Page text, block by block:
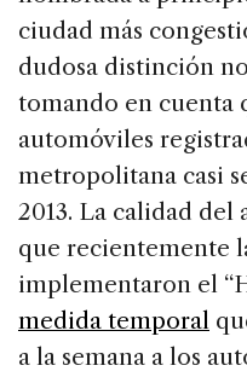
o
k
ciudad más
dudosa distinción
tomando en cuenta
automóviles
metropolitana casi
2013. La calidad
que recientemente
implementaron el
medida temporal
a la semana a los